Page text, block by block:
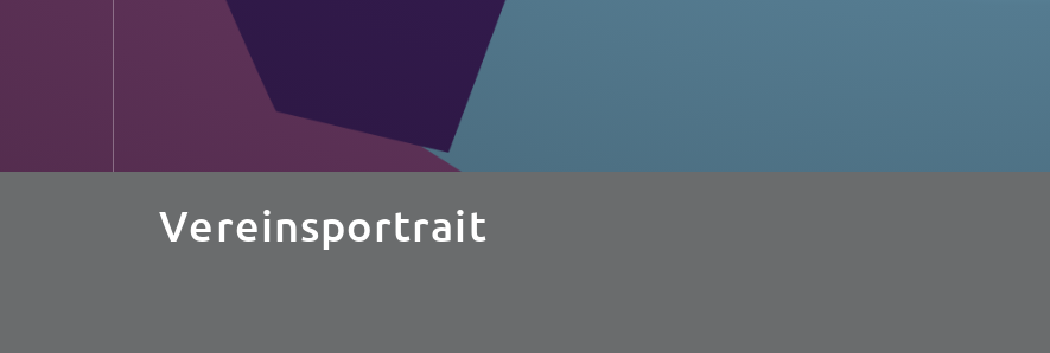
Vereinsportrait